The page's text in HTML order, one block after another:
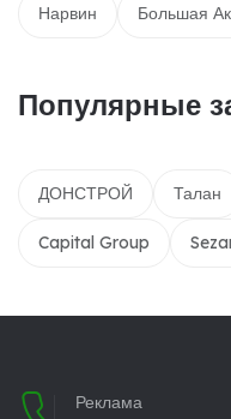
Нарвин Большая
Популярные
ДОНСТРОЙ Талан
Capital Group
Реклама